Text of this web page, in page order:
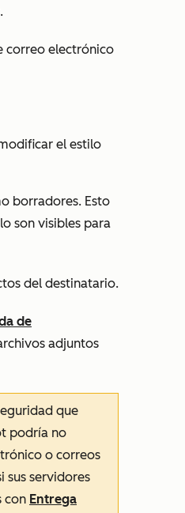
correo electrónico
el estilo
borradores. Esto
son visibles para
del destinatario.
de
adjuntos
que
podría no
o correos
sus servidores
con Entrega